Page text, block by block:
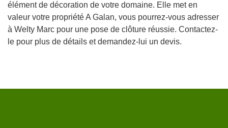
élément de décoration de votre domaine. Elle met en
valeur votre propriété A Galan, vous pourrez-vous adresser
à Welty Marc pour une pose de clôture réussie. Contactez-
le pour plus de détails et demandez-lui un devis.